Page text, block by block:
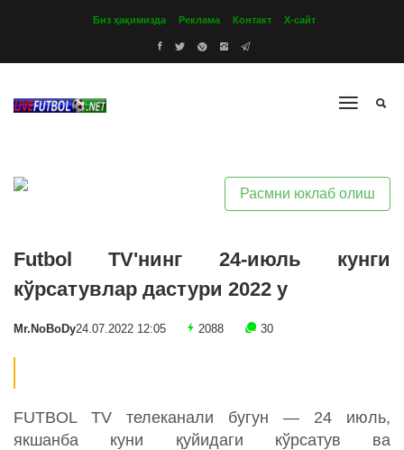
Биз ҳақимизда Реклама Контакт Х-сайт
Расмни юклаб олиш
Futbol TV'нинг 24-июль кунги
кўрсатувлар дастури 2022 y
Mr.NoBoDy24.07.2022 12:05 2088 30
FUTBOL TV телеканали бугун — 24 июль,
якшанба куни қуйидаги кўрсатув ва